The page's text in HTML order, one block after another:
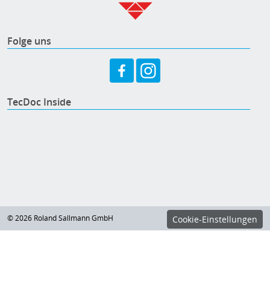
Folge uns
TecDoc Inside
© 2026 Roland Sallmann GmbH Cookie-Einstellungen